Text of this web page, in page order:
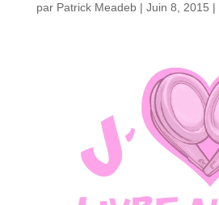
par Patrick Meadeb| Juin 8, 2015 |